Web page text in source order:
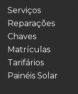
Serviços
Reparações
Chaves
Matrículas
Tarifários
Painéis Solar